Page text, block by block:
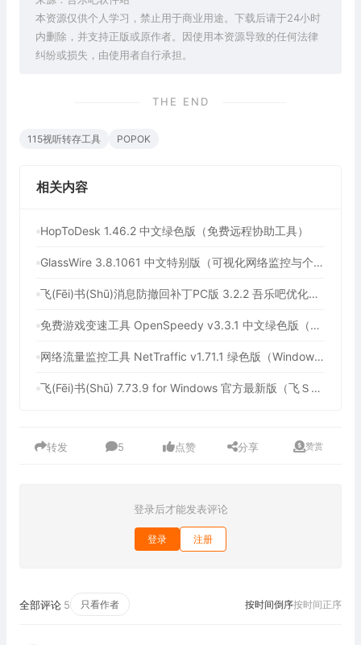
本资源仅供个人学习，禁止用于商业用途。下载后请于24小时
内删除，并支持正版或原作者。因使用本资源导致的任何法律
纠纷或损失，由使用者自行承担。
THE END
115视听转存工具 POPOK
相关内容
HopToDesk 1.46.2 中文绿色版（免费远程协助工具）
GlassWire 3.8.1061 中文特别版（可视化网络监控与个人防火墙）
飞(Fēi)书(Shū)消息防撤回补丁PC版 3.2.2 吾乐吧优化版（支持消息防撤回+支持消息永不已读）
免费游戏变速工具 OpenSpeedy v3.3.1 中文绿色版（所有应用速度加速100倍，支持部分网盘下载加速）
网络流量监控工具 NetTraffic v1.71.1 绿色版（Windows 轻量实时网速监控工具）
飞(Fēi)书(Shū) 7.73.9 for Windows 官方最新版（飞Ｓhū历史版本下载，协同办公平台，附送飞Ｓhū消息防撤回补丁）
转发 5 点赞 分享 赞赏
登录后才能发表评论
登录 注册
全部评论 5 只看作者 按时间倒序按时间正序